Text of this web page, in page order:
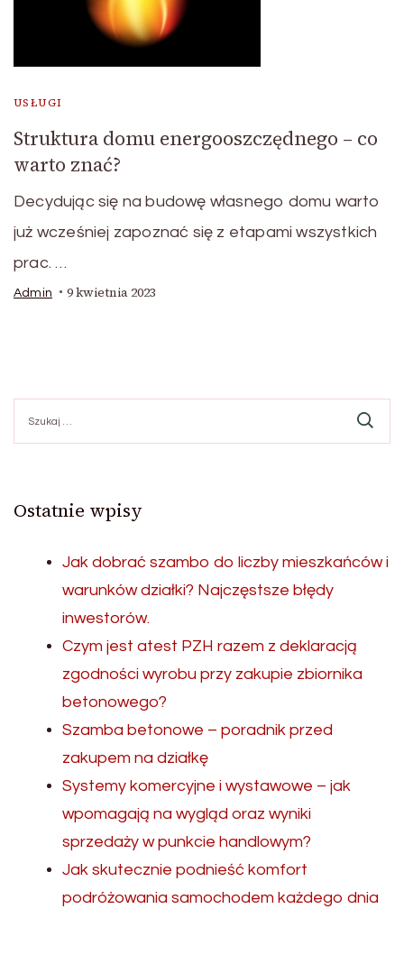
USŁUGI
Struktura domu energooszczędnego – co
warto znać?
Decydując się na budowę własnego domu warto
już wcześniej zapoznać się z etapami wszystkich
prac. …
Admin 9 kwietnia 2023
Ostatnie wpisy
Jak dobrać szambo do liczby mieszkańców i
warunków działki? Najczęstsze błędy
inwestorów.
Czym jest atest PZH razem z deklaracją
zgodności wyrobu przy zakupie zbiornika
betonowego?
Szamba betonowe – poradnik przed
zakupem na działkę
Systemy komercyjne i wystawowe – jak
wpomagają na wygląd oraz wyniki
sprzedaży w punkcie handlowym?
Jak skutecznie podnieść komfort
podróżowania samochodem każdego dnia